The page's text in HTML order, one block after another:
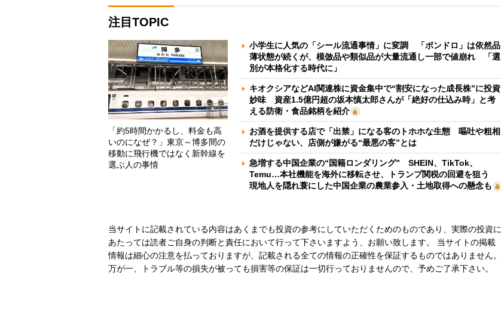
注目TOPIC
「約5時間かかるし、料金も高
いのになぜ？」東京～博多間の
移動に飛行機ではなく新幹線を
選ぶ人の事情
小学生に人気の「シール流通事情」に変調 「ボンドロ」は依然品
薄状態が続くが、模倣品や類似品が大量流通し一部で値崩れ 「選
別が本格化する時代に」
キオクシアなどAI関連株に資金集中で“割安になった成長株”に投資
妙味 資産1.5億円超の坂本慎太郎さんが「絶好の仕込み時」と考
える防衛・食品銘柄を紹介
お酒を提供する店で「出禁」になる客のトホホな生態 嘔吐や粗相
だけじゃない、店側が嫌がる“最悪の客”とは
急増する中国企業の“国籍ロンダリング” SHEIN、TikTok、
Temu…本社機能を海外に移転させ、トランプ関税の回避を狙う
現地人を隠れ蓑にした中国企業の農業参入・土地取得への懸念も
当サイトに記載されている内容はあくまでも投資の参考にしていただくためのものであり、実際の投資に
あたっては読者ご自身の判断と責任において行って下さいますよう、お願い致します。 当サイトの掲載
情報は細心の注意を払っておりますが、記載される全ての情報の正確性を保証するものではありません。
万が一、トラブル等の損失が被っても損害等の保証は一切行っておりませんので、予めご了承下さい。